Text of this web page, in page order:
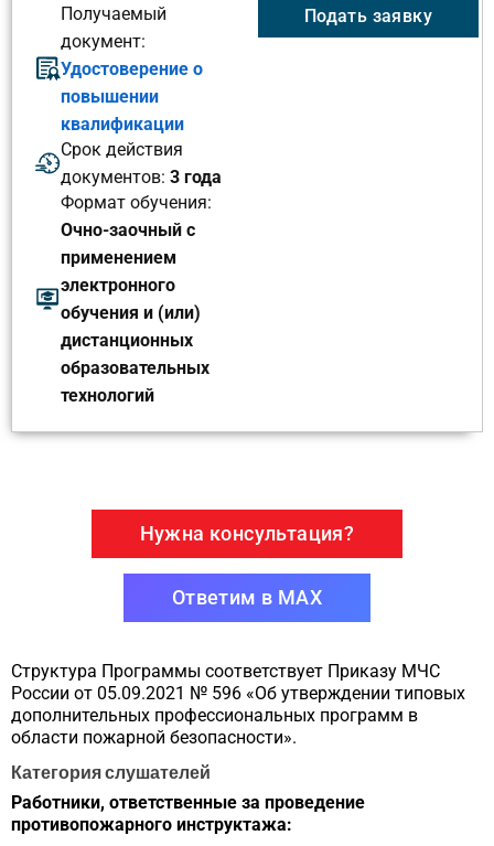
Получаемый
документ:
Удостоверение о
повышении
квалификации
Срок действия
документов: 3 года
Формат обучения:
Очно-заочный с
применением
электронного
обучения и (или)
дистанционных
образовательных
технологий
Подать заявку
Нужна консультация?
Ответим в MAX
Структура Программы соответствует Приказу МЧС
России от 05.09.2021 № 596 «Об утверждении типовых
дополнительных профессиональных программ в
области пожарной безопасности».
Категория слушателей
Работники, ответственные за проведение
противопожарного инструктажа: